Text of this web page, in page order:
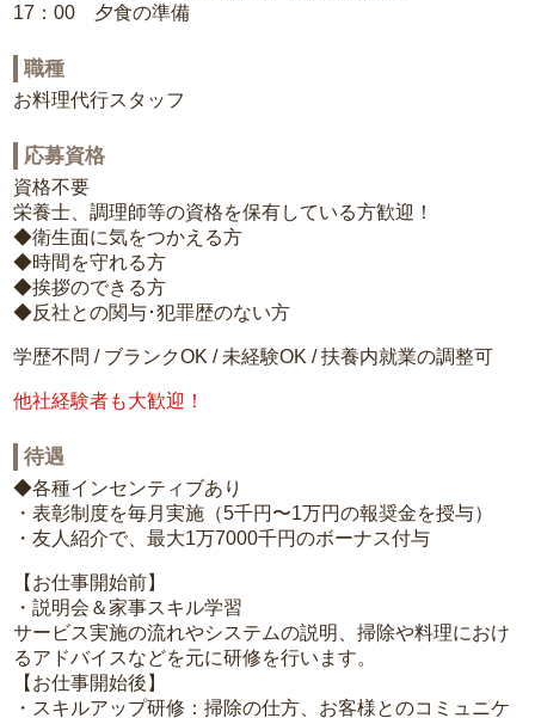
17：00 夕食の準備
職種
お料理代行スタッフ
応募資格
資格不要
栄養士、調理師等の資格を保有している方歓迎！
◆衛生面に気をつかえる方
◆時間を守れる方
◆挨拶のできる方
◆反社との関与･犯罪歴のない方
学歴不問 / ブランクOK / 未経験OK / 扶養内就業の調整可
他社経験者も大歓迎！
待遇
◆各種インセンティブあり
・表彰制度を毎月実施（5千円〜1万円の報奨金を授与）
・友人紹介で、最大1万7000千円のボーナス付与
【お仕事開始前】
・説明会＆家事スキル学習
サービス実施の流れやシステムの説明、掃除や料理におけ
るアドバイスなどを元に研修を行います。
【お仕事開始後】
・スキルアップ研修：掃除の仕方、お客様とのコミュニケ